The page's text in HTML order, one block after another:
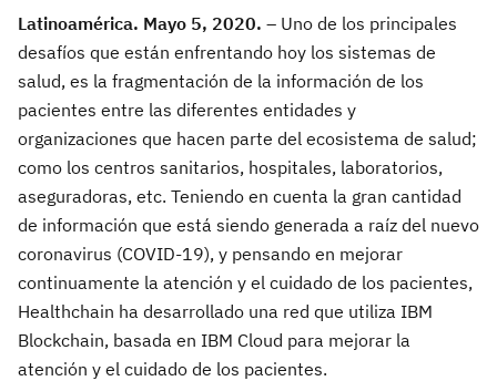
Latinoamérica. Mayo 5, 2020. – Uno de los principales
desafíos que están enfrentando hoy los sistemas de
salud, es la fragmentación de la información de los
pacientes entre las diferentes entidades y
organizaciones que hacen parte del ecosistema de salud;
como los centros sanitarios, hospitales, laboratorios,
aseguradoras, etc. Teniendo en cuenta la gran cantidad
de información que está siendo generada a raíz del nuevo
coronavirus (COVID-19), y pensando en mejorar
continuamente la atención y el cuidado de los pacientes,
Healthchain ha desarrollado una red que utiliza IBM
Blockchain, basada en IBM Cloud para mejorar la
atención y el cuidado de los pacientes.